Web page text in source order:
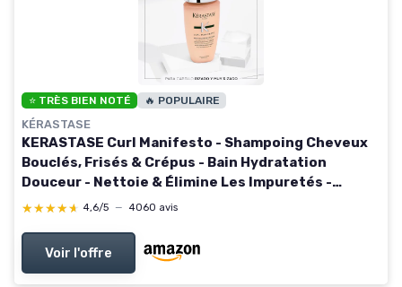
⭐ TRÈS BIEN NOTÉ 🔥 POPULAIRE
KÉRASTASE
KERASTASE Curl Manifesto - Shampoing Cheveux
Bouclés, Frisés & Crépus - Bain Hydratation
Douceur - Nettoie & Élimine Les Impuretés -
Hydratation & Définition Des Boucles -Sans
★★★★★
★★★★★ 4,6/5 — 4060 avis
Voir l'offre